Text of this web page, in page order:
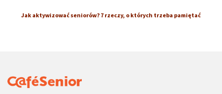
Jak aktywizować seniorów? 7 rzeczy, o których trzeba pamiętać